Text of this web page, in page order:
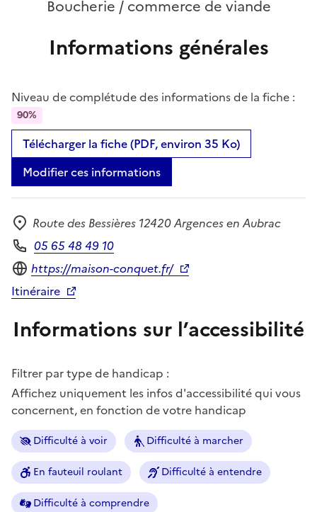
Boucherie / commerce de viande
Informations générales
Niveau de complétude des informations de la fiche :
90%
Télécharger la fiche (PDF, environ 35 Ko)
Modifier ces informations
Adresse
Route des Bessières 12420 Argences en Aubrac
Téléphone
05 65 48 49 10
Site internet
https://maison-conquet.fr/
Itinéraire
Informations sur l’accessibilité
Filtrer par type de handicap :
Affichez uniquement les infos d'accessibilité qui vous
concernent, en fonction de votre handicap
Difficulté à voir Difficulté à marcher
En fauteuil roulant Difficulté à entendre
Difficulté à comprendre